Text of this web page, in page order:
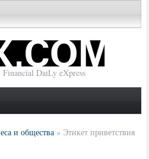
Financial DaiLy eXpress
и общества » Этикет приветствия